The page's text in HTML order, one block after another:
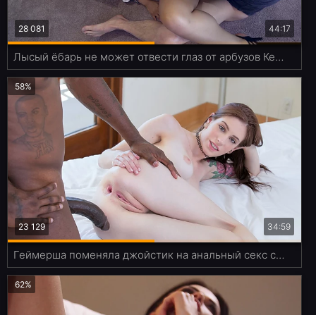
44:17
28 081
Лысый ёбарь не может отвести глаз от арбузов Келли Мэдисон во время траха
34:59
58%
23 129
Геймерша поменяла джойстик на анальный секс с огромным нигерским членом
62%